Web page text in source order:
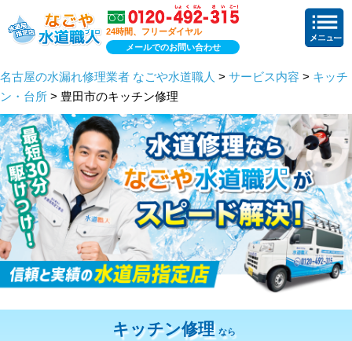
24時間、フリーダイヤル
メールでのお問い合わせ
名古屋の水漏れ修理業者 なごや水道職人 > サービス内容 > キッチ
ン・台所 > 豊田市のキッチン修理
キッチン修理 なら